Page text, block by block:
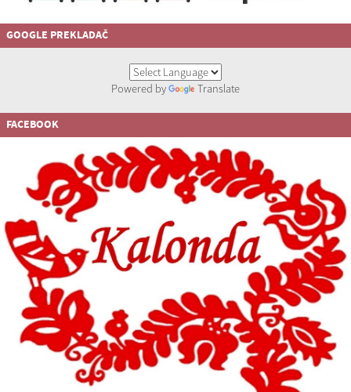
GOOGLE PREKLADAČ
Powered by Translate
FACEBOOK